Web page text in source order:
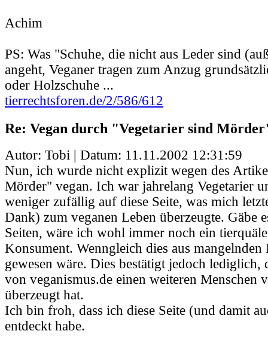
Achim
PS: Was "Schuhe, die nicht aus Leder sind
angeht, Veganer tragen zum Anzug
oder Holzschuhe ...
tierrechtsforen.de/2/586/612
Re: Vegan durch "Vegetarier sind
Autor: Tobi | Datum: 11.11.2002 12:31:59
Nun, ich wurde nicht explizit wegen des
Mörder" vegan. Ich war jahrelang Vegetarier
weniger zufällig auf diese Seite, was mich
Dank) zum veganen Leben überzeugte. Gäbe
Seiten, wäre ich wohl immer noch ein
Konsument. Wenngleich dies aus
gewesen wäre. Dies bestätigt jedoch lediglich,
von veganismus.de einen weiteren Menschen
überzeugt hat.
Ich bin froh, dass ich diese Seite (und damit
entdeckt habe.